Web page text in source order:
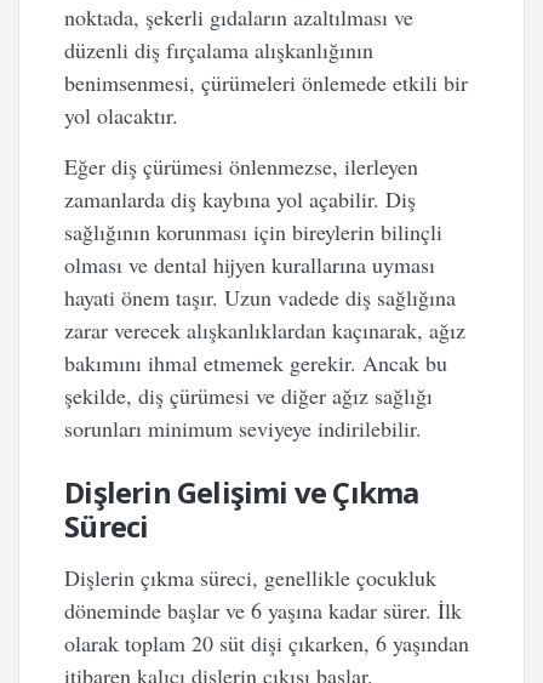
noktada, şekerli gıdaların azaltılması ve
düzenli diş fırçalama alışkanlığının
benimsenmesi, çürümeleri önlemede etkili bir
yol olacaktır.
Eğer diş çürümesi önlenmezse, ilerleyen
zamanlarda diş kaybına yol açabilir. Diş
sağlığının korunması için bireylerin bilinçli
olması ve dental hijyen kurallarına uyması
hayati önem taşır. Uzun vadede diş sağlığına
zarar verecek alışkanlıklardan kaçınarak, ağız
bakımını ihmal etmemek gerekir. Ancak bu
şekilde, diş çürümesi ve diğer ağız sağlığı
sorunları minimum seviyeye indirilebilir.
Dişlerin Gelişimi ve Çıkma
Süreci
Dişlerin çıkma süreci, genellikle çocukluk
döneminde başlar ve 6 yaşına kadar sürer. İlk
olarak toplam 20 süt dişi çıkarken, 6 yaşından
itibaren kalıcı dişlerin çıkışı başlar.